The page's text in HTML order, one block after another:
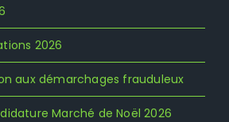
2026
aux démarchages frauduleux
Marché de Noël 2026